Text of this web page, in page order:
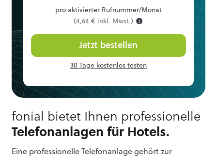
pro aktivierter Rufnummer/Monat
(4,64 € inkl. Mwst.)
Jetzt bestellen
30 Tage kostenlos testen
fonial bietet Ihnen professionelle
Telefonanlagen für Hotels.
Eine professionelle Telefonanlage gehört zur